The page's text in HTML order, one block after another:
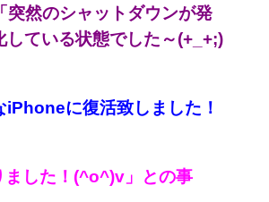
突然のシャットダウンが発
ている状態でした～(+_+;)
に復活致しました！
ました！(^o^)v」との事